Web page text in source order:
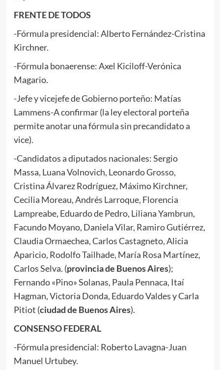
FRENTE DE TODOS
-Fórmula presidencial: Alberto Fernández-Cristina
Kirchner.
-Fórmula bonaerense: Axel Kiciloff-Verónica
Magario.
-Jefe y vicejefe de Gobierno porteño: Matías
Lammens-A confirmar (la ley electoral porteña
permite anotar una fórmula sin precandidato a
vice).
-Candidatos a diputados nacionales: Sergio
Massa, Luana Volnovich, Leonardo Grosso,
Cristina Álvarez Rodríguez, Máximo Kirchner,
Cecilia Moreau, Andrés Larroque, Florencia
Lampreabe, Eduardo de Pedro, Liliana Yambrun,
Facundo Moyano, Daniela Vilar, Ramiro Gutiérrez,
Claudia Ormaechea, Carlos Castagneto, Alicia
Aparicio, Rodolfo Tailhade, María Rosa Martínez,
Carlos Selva. (provincia de Buenos Aires);
Fernando «Pino» Solanas, Paula Pennaca, Itaí
Hagman, Victoria Donda, Eduardo Valdes y Carla
Pitiot (ciudad de Buenos Aires).
CONSENSO FEDERAL
-Fórmula presidencial: Roberto Lavagna-Juan
Manuel Urtubey.